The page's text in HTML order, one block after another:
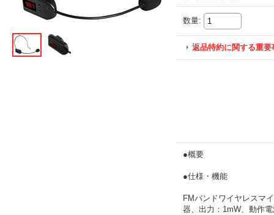
数量:
返品特約に関する重要
●概要
●仕様・機能
FMバンドワイヤレスマ
器、出力：1mW、動作